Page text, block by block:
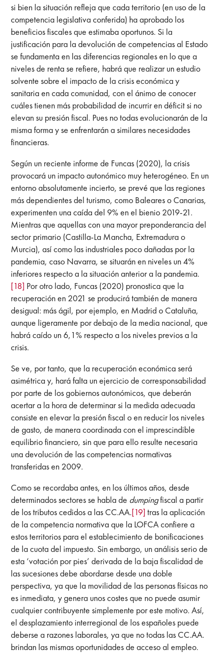
si bien la situación refleja que cada territorio (en uso de la
competencia legislativa conferida) ha aprobado los
beneficios fiscales que estimaba oportunos. Si la
justificación para la devolución de competencias al Estado
se fundamenta en las diferencias regionales en lo que a
niveles de renta se refiere, habrá que realizar un estudio
solvente sobre el impacto de la crisis económica y
sanitaria en cada comunidad, con el ánimo de conocer
cuáles tienen más probabilidad de incurrir en déficit si no
elevan su presión fiscal. Pues no todas evolucionarán de la
misma forma y se enfrentarán a similares necesidades
financieras.
Según un reciente informe de Funcas (2020), la crisis
provocará un impacto autonómico muy heterogéneo. En un
entorno absolutamente incierto, se prevé que las regiones
más dependientes del turismo, como Baleares o Canarias,
experimenten una caída del 9% en el bienio 2019-21.
Mientras que aquellas con una mayor preponderancia del
sector primario (Castilla-La Mancha, Extremadura o
Murcia), así como las industriales poco dañadas por la
pandemia, caso Navarra, se situarán en niveles un 4%
inferiores respecto a la situación anterior a la pandemia.
[18] Por otro lado, Funcas (2020) pronostica que la
recuperación en 2021 se producirá también de manera
desigual: más ágil, por ejemplo, en Madrid o Cataluña,
aunque ligeramente por debajo de la media nacional, que
habrá caído un 6,1% respecto a los niveles previos a la
crisis.
Se ve, por tanto, que la recuperación económica será
asimétrica y, hará falta un ejercicio de corresponsabilidad
por parte de los gobiernos autonómicos, que deberán
acertar a la hora de determinar si la medida adecuada
consiste en elevar la presión fiscal o en reducir los niveles
de gasto, de manera coordinada con el imprescindible
equilibrio financiero, sin que para ello resulte necesaria
una devolución de las competencias normativas
transferidas en 2009.
Como se recordaba antes, en los últimos años, desde
determinados sectores se habla de dumpingfiscal a partir
de los tributos cedidos a las CC.AA.[19] tras la aplicación
de la competencia normativa que la LOFCA confiere a
estos territorios para el establecimiento de bonificaciones
de la cuota del impuesto. Sin embargo, un análisis serio de
esta ‘votación por pies’ derivada de la baja fiscalidad de
las sucesiones debe abordarse desde una doble
perspectiva, ya que la movilidad de las personas físicas no
es inmediata, y genera unos costes que no puede asumir
cualquier contribuyente simplemente por este motivo. Así,
el desplazamiento interregional de los españoles puede
deberse a razones laborales, ya que no todas las CC.AA.
brindan las mismas oportunidades de acceso al empleo.